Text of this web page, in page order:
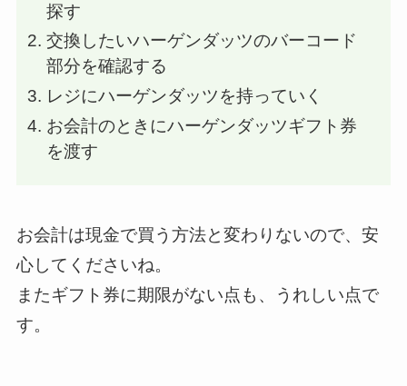
探す
交換したいハーゲンダッツのバーコード
部分を確認する
レジにハーゲンダッツを持っていく
お会計のときにハーゲンダッツギフト券
を渡す
お会計は現金で買う方法と変わりないので、安
心してくださいね。
またギフト券に期限がない点も、うれしい点で
す。